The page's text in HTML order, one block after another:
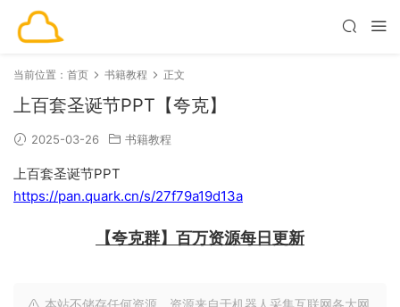
当前位置： 首页 书籍教程 正文
上百套圣诞节PPT【夸克】
2025-03-26 书籍教程
上百套圣诞节PPT
https://pan.quark.cn/s/27f79a19d13a
【夸克群】百万资源每日更新
本站不储存任何资源，资源来自于机器人采集互联网各大网